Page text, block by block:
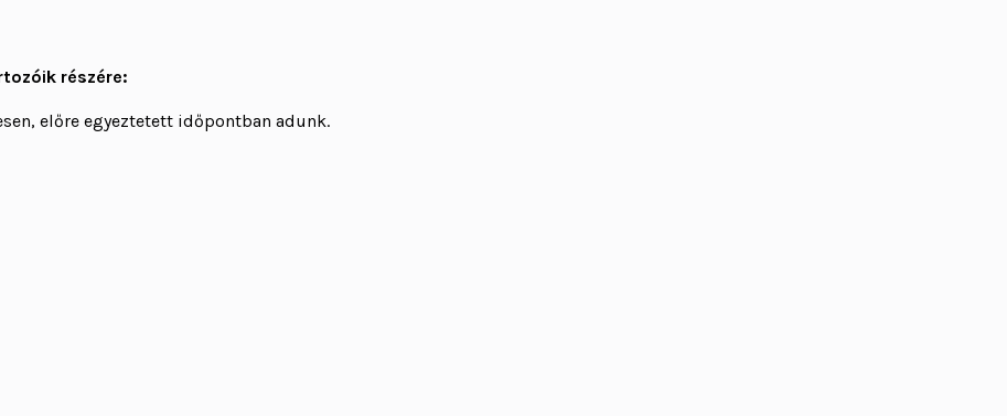
részére:
előre egyeztetett időpontban adunk.